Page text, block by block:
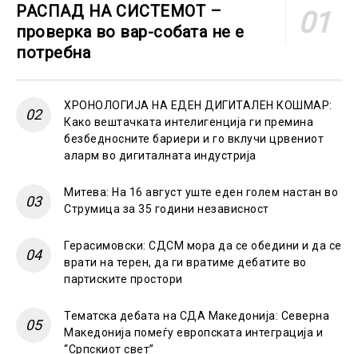
РАСПАД НА СИСТЕМОТ –
проверка во вар-собата не е
потребна
ХРОНОЛОГИЈА НА ЕДЕН ДИГИТАЛЕН КОШМАР:
Како вештачката интелигенција ги премина
безбедносните бариери и го вклучи црвениот
аларм во дигиталната индустрија
Митева: На 16 август уште еден голем настан во
Струмица за 35 години независност
Герасимовски: СДСМ мора да се обедини и да се
врати на терен, да ги вратиме дебатите во
партиските простори
Тематска дебата на СДА Македонија: Северна
Македонија помеѓу европската интеграција и
“Српскиот свет”